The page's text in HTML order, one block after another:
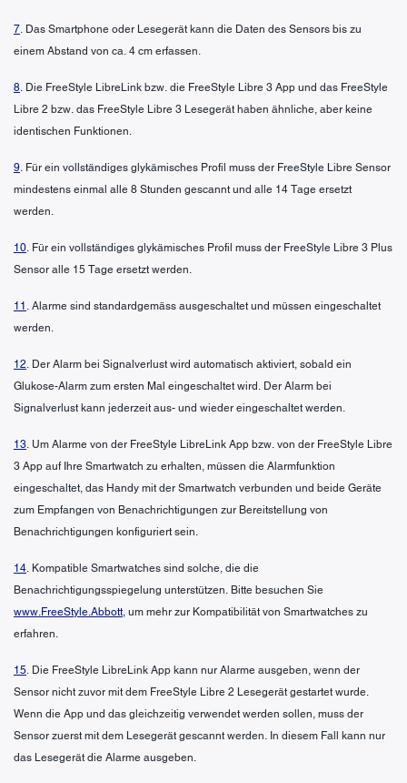
7. Das Smartphone oder Lesegerät kann die Daten des Sensors bis zu
einem Abstand von ca. 4 cm erfassen.
8. Die FreeStyle LibreLink bzw. die FreeStyle Libre 3 App und das FreeStyle
Libre 2 bzw. das FreeStyle Libre 3 Lesegerät haben ähnliche, aber keine
identischen Funktionen.
9. Für ein vollständiges glykämisches Profil muss der FreeStyle Libre Sensor
mindestens einmal alle 8 Stunden gescannt und alle 14 Tage ersetzt
werden.
10. Für ein vollständiges glykämisches Profil muss der FreeStyle Libre 3 Plus
Sensor alle 15 Tage ersetzt werden.
11 . Alarme sind standardgemäss ausgeschaltet und müssen eingeschaltet
werden.
12. Der Alarm bei Signalverlust wird automatisch aktiviert, sobald ein
Glukose-Alarm zum ersten Mal eingeschaltet wird. Der Alarm bei
Signalverlust kann jederzeit aus- und wieder eingeschaltet werden.
13. Um Alarme von der FreeStyle LibreLink App bzw. von der FreeStyle Libre
3 App auf Ihre Smartwatch zu erhalten, müssen die Alarmfunktion
eingeschaltet, das Handy mit der Smartwatch verbunden und beide Geräte
zum Empfangen von Benachrichtigungen zur Bereitstellung von
Benachrichtigungen konfiguriert sein.
14. Kompatible Smartwatches sind solche, die die
Benachrichtigungsspiegelung unterstützen. Bitte besuchen Sie
www.FreeStyle.Abbott, um mehr zur Kompatibilität von Smartwatches zu
erfahren.
15. Die FreeStyle LibreLink App kann nur Alarme ausgeben, wenn der
Sensor nicht zuvor mit dem FreeStyle Libre 2 Lesegerät gestartet wurde.
Wenn die App und das gleichzeitig verwendet werden sollen, muss der
Sensor zuerst mit dem Lesegerät gescannt werden. In diesem Fall kann nur
das Lesegerät die Alarme ausgeben.